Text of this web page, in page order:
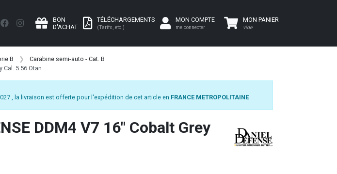
BON
D'ACHAT
TÉLÉCHARGEMENTS
(Tarifs, etc.)
MON COMPTE
me connecter
MON PANIER
vide
B
Carabine semi-auto - Cat. B
Cal. 5.56 Otan
, la livraison est offerte pour l'expédition de cet article en FRANCE METROPOLITAINE
DDM4 V7 16" Cobalt Grey